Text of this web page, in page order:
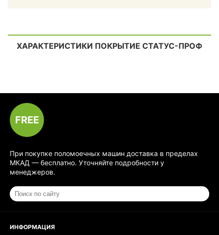
ХАРАКТЕРИСТИКИ ПОКРЫТИЕ СТАТУС-ПРОФ
FREE
При покупке поломоечных машин доставка в пределах
МКАД — бесплатно. Уточняйте подробности у
менеджеров.
ИНФОРМАЦИЯ